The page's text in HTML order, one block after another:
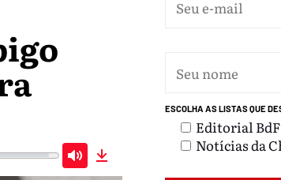
MuteDownload
ESCOLHA AS LISTAS QUE
Editorial BdF
Notícias da